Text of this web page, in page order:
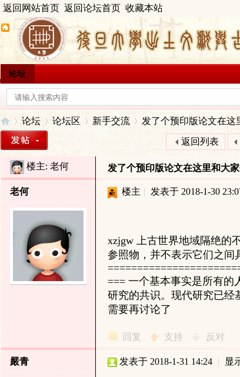
返回网站首页 返回论坛首页 收藏本站
论坛
»
论坛
›
论坛区 新手交流
›
发了个预印版论文在这
返回列表
楼主: 老何 发了个预印版论文在这里和大
老何 楼主 | 发表于 2018-1-30
xzjgw 上古世界地域隔绝的
参照物，并不表示它们之间
=== 一个基本事实是所有的
研究的共识。现代研究已经
需要再讨论了
回复 支持 反对
嚴青 发表于 2018-1-31 14:24 | 显